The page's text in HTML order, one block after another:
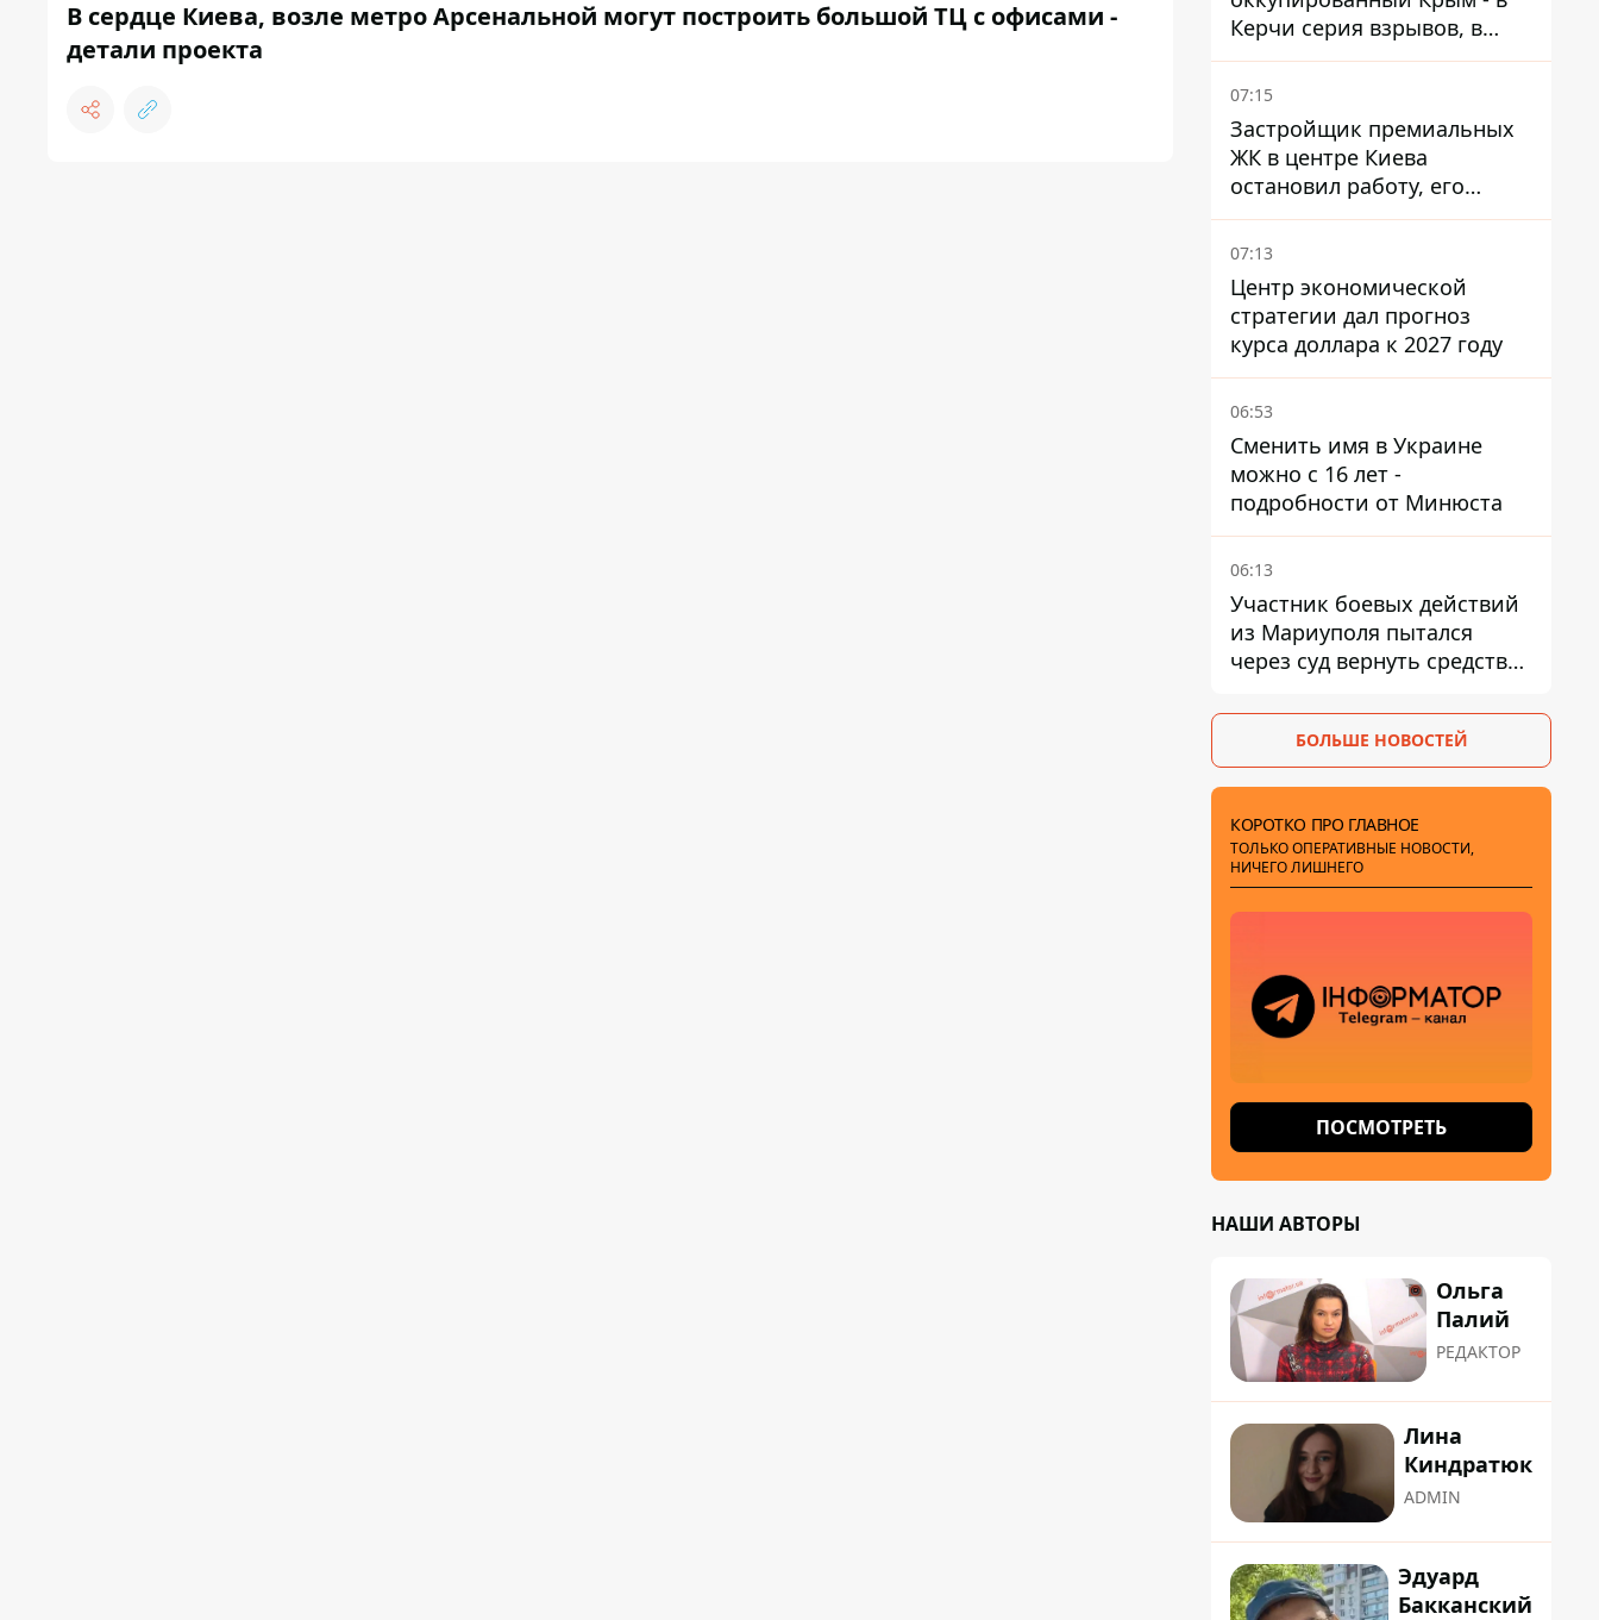
В сердце Киева, возле метро Арсенальной могут построить большой ТЦ с офисами -
детали проекта
Керчи серия взрывов, в
Феодосии пожар
07:15
Застройщик премиальных
ЖК в центре Киева
остановил работу, его
руководители сбежали из
Украины - Bihus.info
07:13
Центр экономической
стратегии дал прогноз
курса доллара к 2027 году
06:53
Сменить имя в Украине
можно с 16 лет -
подробности от Минюста
06:13
Участник боевых действий
из Мариуполя пытался
через суд вернуть средства
Ощадбанке – каким было
решениеБОЛЬШЕ НОВОСТЕЙ
КОРОТКО ПРО ГЛАВНОЕ
ТОЛЬКО ОПЕРАТИВНЫЕ НОВОСТИ,
НИЧЕГО ЛИШНЕГО
ПОСМОТРЕТЬ
НАШИ АВТОРЫ
Ольга
Палий
РЕДАКТОР
Лина
Киндратюк
ADMIN
Эдуард
Бакканский